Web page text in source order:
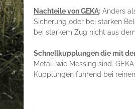
Nachteile von GEKA: Anders
Sicherung oder bei starken
bei starkem Zug nicht aus
Schnellkupplungen die mit
Metall wie Messing sind.
Kupplungen führend bei